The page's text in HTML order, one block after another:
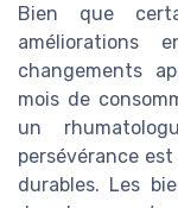
Bien que
améliorations
changements
mois de
un
persévérance
durables. Les